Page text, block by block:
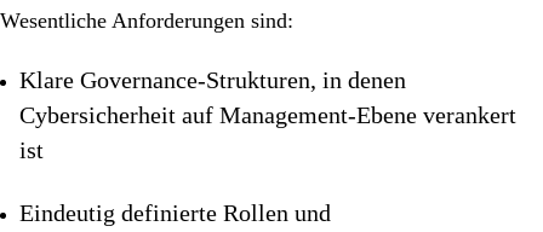
Wesentliche Anforderungen sind:
Klare Governance-Strukturen, in denen
Cybersicherheit auf Management-Ebene verankert
ist
Eindeutig definierte Rollen und